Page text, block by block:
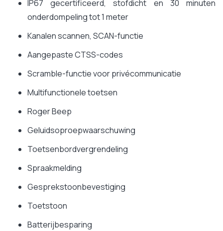
IP67 gecertificeerd, stofdicht en 30 minuten
onderdompeling tot 1 meter
Kanalen scannen, SCAN-functie
Aangepaste CTSS-codes
Scramble-functie voor privécommunicatie
Multifunctionele toetsen
Roger Beep
Geluidsoproepwaarschuwing
Toetsenbordvergrendeling
Spraakmelding
Gesprekstoonbevestiging
Toetstoon
Batterijbesparing